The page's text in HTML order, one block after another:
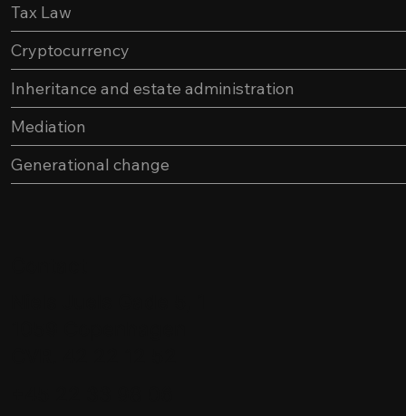
Tax Law
Cryptocurrency
Mediation
Inheritance and estate administration
Generational change